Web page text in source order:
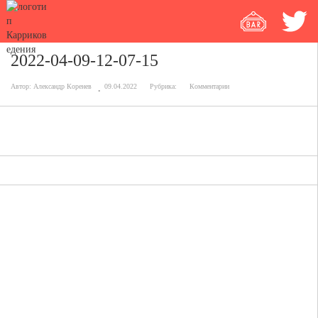
2022-04-09-12-07-15
Автор: Александр Коренев 09.04.2022 Рубрика: Комментарии